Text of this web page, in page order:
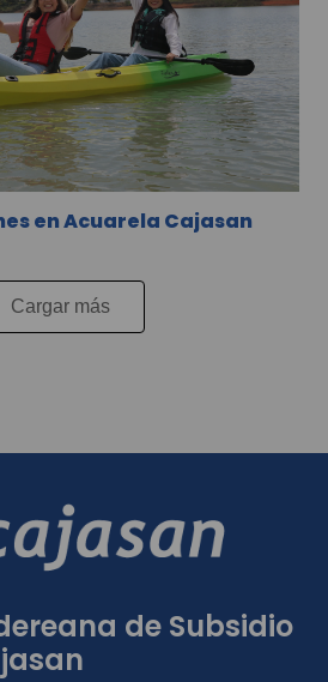
en Acuarela Cajasan
Cargar más
de Subsidio